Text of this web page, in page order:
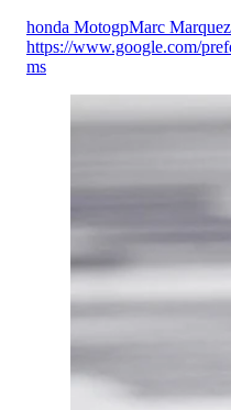
honda MotogpMarc Marquez
https://www.google.com/
ms